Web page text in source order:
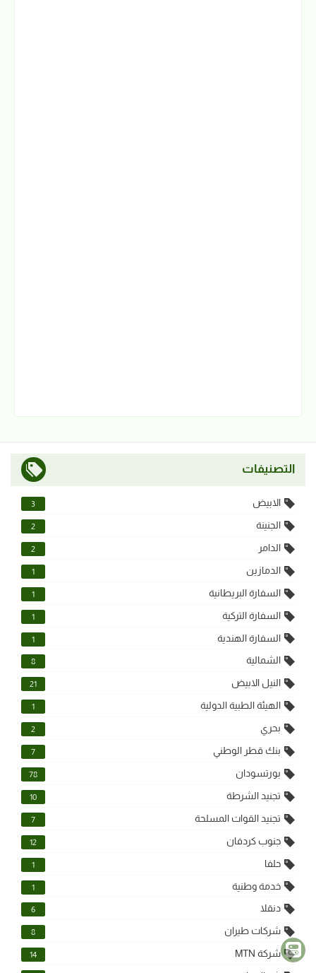
التصنيفات
الابيض 3
الجنينة 2
الدامر 2
الدمازين 1
السفارة البريطانية 1
السفارة التركية 1
السفارة الهندية 1
الشمالية 8
النيل الابيض 21
الهيئة الطبية الدولية 1
بحري 2
بنك قطر الوطني 7
بورتسودان 78
تجنيد الشرطة 10
تجنيد القوات المسلحة 7
جنوب كردفان 12
حلفا 1
خدمة وطنية 1
دنقلا 6
شركات طيران 8
شركة MTN 14